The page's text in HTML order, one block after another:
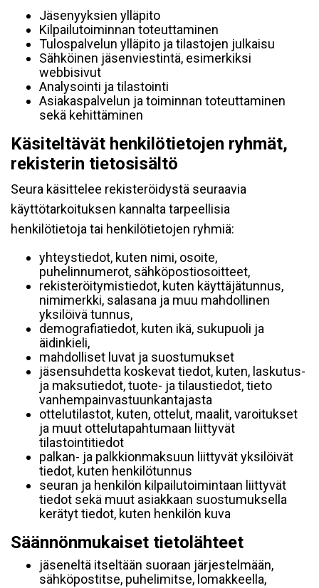
Jäsenyyksien ylläpito
Kilpailutoiminnan toteuttaminen
Tulospalvelun ylläpito ja tilastojen julkaisu
Sähköinen jäsenviestintä, esimerkiksi
webbisivut
Analysointi ja tilastointi
Asiakaspalvelun ja toiminnan toteuttaminen
sekä kehittäminen
Käsiteltävät henkilötietojen ryhmät,
rekisterin tietosisältö
Seura käsittelee rekisteröidystä seuraavia
käyttötarkoituksen kannalta tarpeellisia
henkilötietoja tai henkilötietojen ryhmiä:
yhteystiedot, kuten nimi, osoite,
puhelinnumerot, sähköpostiosoitteet,
rekisteröitymistiedot, kuten käyttäjätunnus,
nimimerkki, salasana ja muu mahdollinen
yksilöivä tunnus,
demografiatiedot, kuten ikä, sukupuoli ja
äidinkieli,
mahdolliset luvat ja suostumukset
jäsensuhdetta koskevat tiedot, kuten, laskutus-
ja maksutiedot, tuote- ja tilaustiedot, tieto
vanhempainvastuunkantajasta
ottelutilastot, kuten, ottelut, maalit, varoitukset
ja muut ottelutapahtumaan liittyvät
tilastointitiedot
palkan- ja palkkionmaksuun liittyvät yksilöivät
tiedot, kuten henkilötunnus
seuran ja henkilön kilpailutoimintaan liittyvät
tiedot sekä muut asiakkaan suostumuksella
kerätyt tiedot, kuten henkilön kuva
Säännönmukaiset tietolähteet
jäseneltä itseltään suoraan järjestelmään,
sähköpostitse, puhelimitse, lomakkeella,